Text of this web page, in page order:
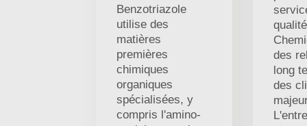
Benzotriazole
utilise des
matières
premières
chimiques
organiques
spécialisées, y
compris l'amino-
des
long
des